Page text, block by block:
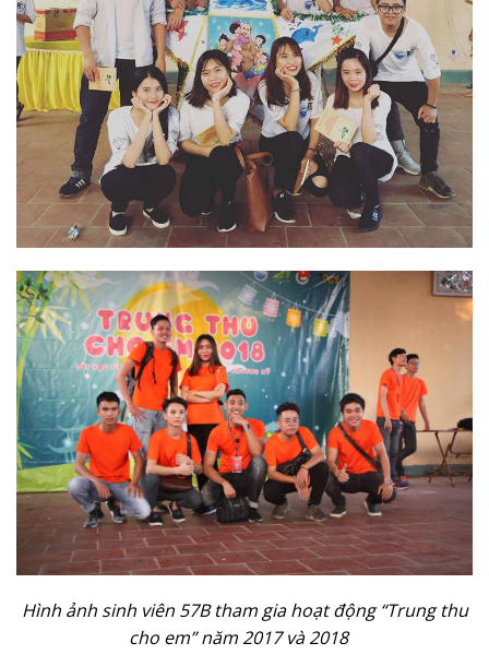
Hình ảnh sinh viên 57B tham gia hoạt động “Trung thu
cho em” năm 2017 và 2018